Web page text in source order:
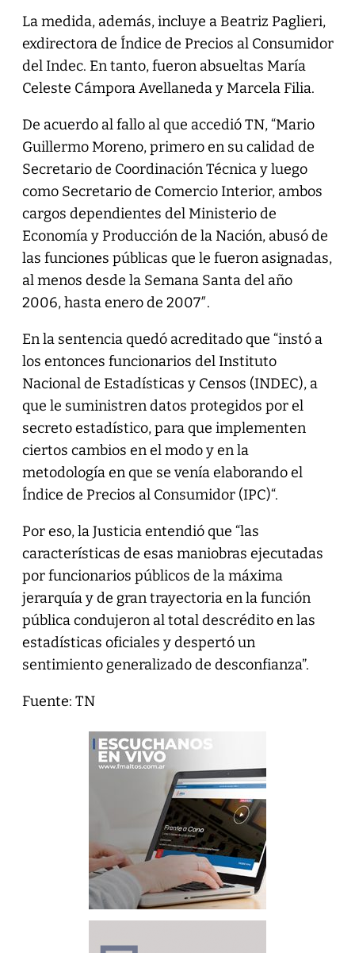
La medida, además, incluye a Beatriz Paglieri,
exdirectora de Índice de Precios al Consumidor
del Indec. En tanto, fueron absueltas María
Celeste Cámpora Avellaneda y Marcela Filia.
De acuerdo al fallo al que accedió TN, “Mario
Guillermo Moreno, primero en su calidad de
Secretario de Coordinación Técnica y luego
como Secretario de Comercio Interior, ambos
cargos dependientes del Ministerio de
Economía y Producción de la Nación, abusó de
las funciones públicas que le fueron asignadas,
al menos desde la Semana Santa del año
2006, hasta enero de 2007″.
En la sentencia quedó acreditado que “instó a
los entonces funcionarios del Instituto
Nacional de Estadísticas y Censos (INDEC), a
que le suministren datos protegidos por el
secreto estadístico, para que implementen
ciertos cambios en el modo y en la
metodología en que se venía elaborando el
Índice de Precios al Consumidor (IPC)“.
Por eso, la Justicia entendió que “las
características de esas maniobras ejecutadas
por funcionarios públicos de la máxima
jerarquía y de gran trayectoria en la función
pública condujeron al total descrédito en las
estadísticas oficiales y despertó un
sentimiento generalizado de desconfianza”.
Fuente: TN